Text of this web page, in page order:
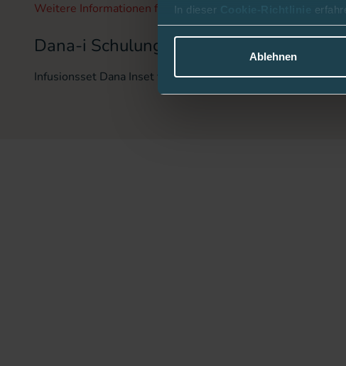
In dieser
Ablehnen
Weitere Informationen finden Sie in der
Dana-i Schulungsvideo auf Youtube
Infusionsset Dana Inset für die Dana-i Insulinpumpe richtig